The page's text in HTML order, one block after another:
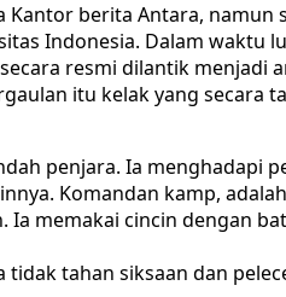
berita Antara,
Indonesia. Dalam
resmi dilantik
itu kelak yang
penjara. Ia menghadapi
Komandan kamp,
memakai cincin dengan
tahan siksaan dan